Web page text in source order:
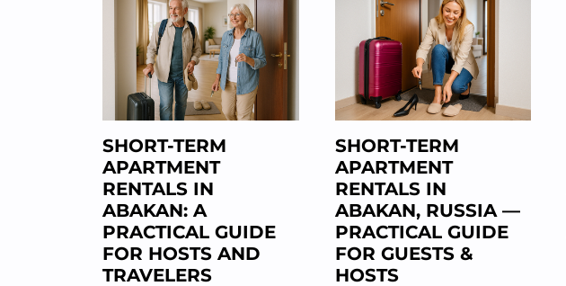
SHORT-TERM
APARTMENT
RENTALS IN
ABAKAN: A
PRACTICAL GUIDE
FOR HOSTS AND
TRAVELERS
SHORT-TERM
APARTMENT
RENTALS IN
ABAKAN, RUSSIA —
PRACTICAL GUIDE
FOR GUESTS &
HOSTS